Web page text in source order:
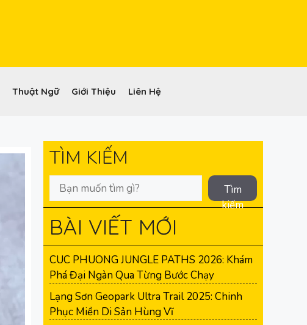
Thuật Ngữ Giới Thiệu Liên Hệ
TÌM KIẾM
Tìm
kiếm
BÀI VIẾT MỚI
CUC PHUONG JUNGLE PATHS 2026: Khám
Phá Đại Ngàn Qua Từng Bước Chạy
Lạng Sơn Geopark Ultra Trail 2025: Chinh
Phục Miền Di Sản Hùng Vĩ